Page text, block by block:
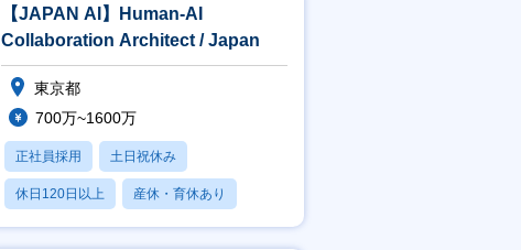
【JAPAN AI】Human-AI
Collaboration Architect / Japan
東京都
700万~1600万
正社員採用 土日祝休み
休日120日以上 産休・育休あり
賞与あり